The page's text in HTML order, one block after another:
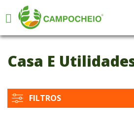
Casa E
FILTROS